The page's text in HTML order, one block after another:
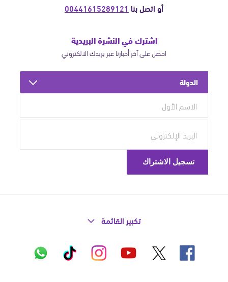
أو اتصل بنا 00441615289121
اشترك في النشرة البريدية
احصل على آخر أخبارنا عبر بريدك الالكتروني
الدولة
تكبير القائمة
فيسبوك يوتيوب إنستاغرام تيك
توك
واتساب